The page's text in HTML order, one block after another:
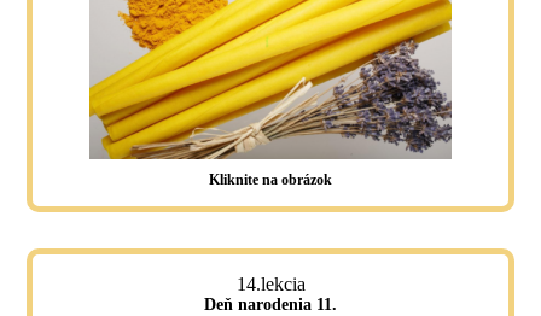
Kliknite na obrázok
14.lekcia
Deň narodenia 11.